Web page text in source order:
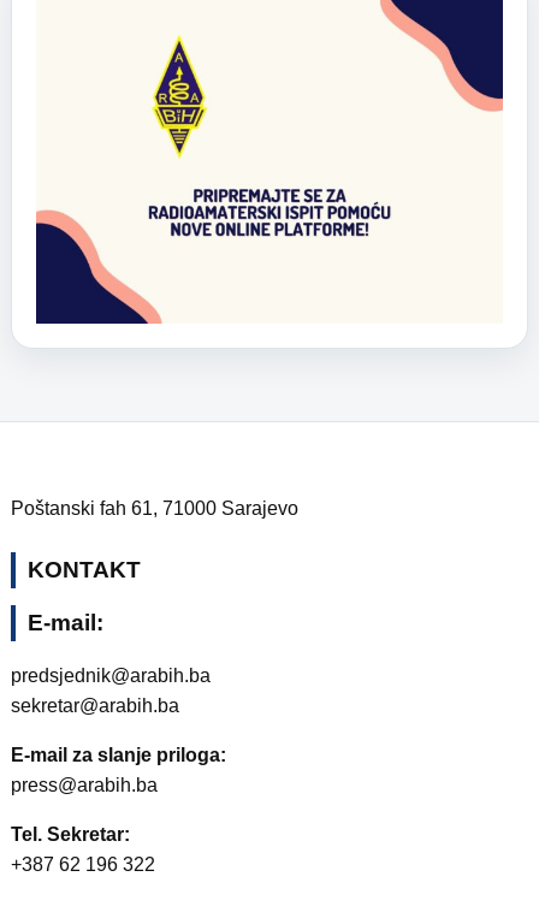
Poštanski fah 61, 71000 Sarajevo
KONTAKT
E-mail:
predsjednik@arabih.ba
sekretar@arabih.ba
E-mail za slanje priloga:
press@arabih.ba
Tel. Sekretar:
+387 62 196 322